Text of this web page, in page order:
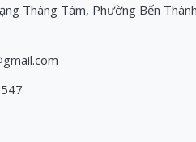
Tháng Tám, Phường Bến